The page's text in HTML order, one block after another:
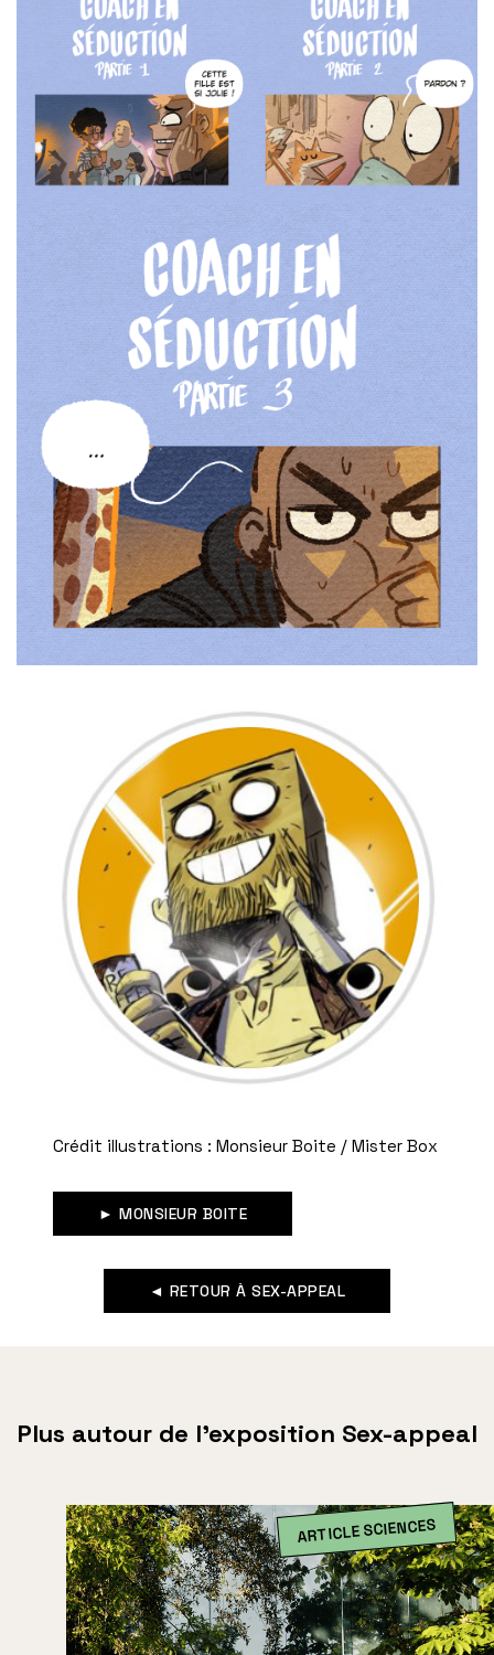
Crédit illustrations : Monsieur Boite / Mister Box
► MONSIEUR BOITE
◄ RETOUR À SEX-APPEAL
Plus autour de l’exposition Sex-appeal
ARTICLE SCIENCES